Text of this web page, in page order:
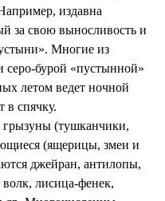
издавна
за свою выносливость и
Многие из
бурой «пустынной»
летом ведет ночной
в спячку.
(тушканчики,
(ящерицы, змеи и
джейран, антилопы,
лисица-фенек,